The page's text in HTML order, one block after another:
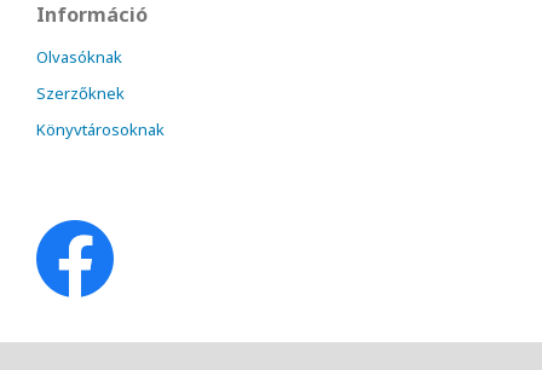
Információ
Olvasóknak
Szerzőknek
Könyvtárosoknak